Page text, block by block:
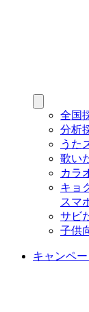
全国
分析
うた
歌い
カラ
キョ
スマ
サビ
子供
キャンペ